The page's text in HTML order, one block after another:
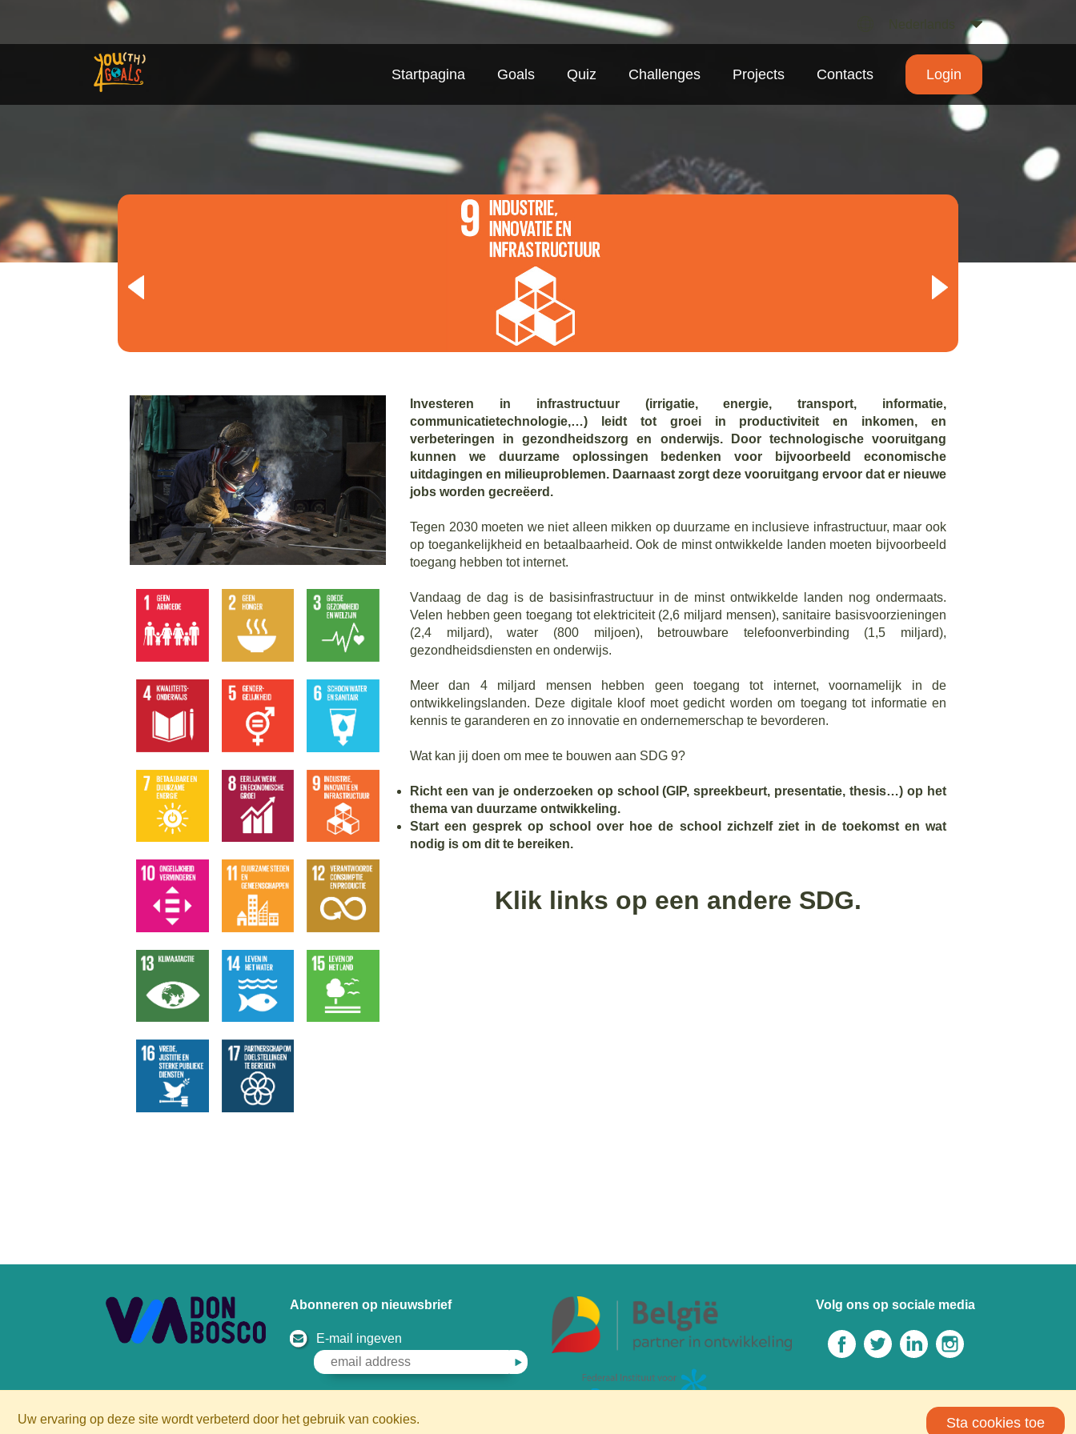
Startpagina Goals Quiz Challenges Projects Contacts Login
Uw ervaring op deze site wordt verbeterd door het gebruik van cookies. Sta cookies toe
Investeren in infrastructuur (irrigatie, energie, transport, informatie,
communicatietechnologie,…) leidt tot groei in productiviteit en inkomen, en
verbeteringen in gezondheidszorg en onderwijs. Door technologische vooruitgang
kunnen we duurzame oplossingen bedenken voor bijvoorbeeld economische
uitdagingen en milieuproblemen. Daarnaast zorgt deze vooruitgang ervoor dat er nieuwe
jobs worden gecreëerd.
Tegen 2030 moeten we niet alleen mikken op duurzame en inclusieve infrastructuur, maar ook
op toegankelijkheid en betaalbaarheid. Ook de minst ontwikkelde landen moeten bijvoorbeeld
toegang hebben tot internet.
Vandaag de dag is de basisinfrastructuur in de minst ontwikkelde landen nog ondermaats.
Velen hebben geen toegang tot elektriciteit (2,6 miljard mensen), sanitaire basisvoorzieningen
(2,4 miljard), water (800 miljoen), betrouwbare telefoonverbinding (1,5 miljard),
gezondheidsdiensten en onderwijs.
Meer dan 4 miljard mensen hebben geen toegang tot internet, voornamelijk in de
ontwikkelingslanden. Deze digitale kloof moet gedicht worden om toegang tot informatie en
kennis te garanderen en zo innovatie en ondernemerschap te bevorderen.
Wat kan jij doen om mee te bouwen aan SDG 9?
Richt een van je onderzoeken op school (GIP, spreekbeurt, presentatie, thesis…) op het
thema van duurzame ontwikkeling.
Start een gesprek op school over hoe de school zichzelf ziet in de toekomst en wat
nodig is om dit te bereiken.
Klik links op een andere SDG.
Abonneren op nieuwsbrief
E-mail ingeven
Volg ons op sociale media